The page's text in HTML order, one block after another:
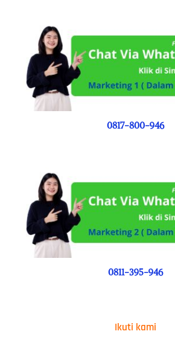
0817-800-946
0811-395-946
Ikuti kami